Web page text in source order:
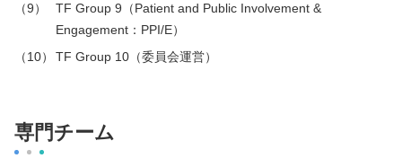
TF Group 9（Patient and Public Involvement &
Engagement：PPI/E）
TF Group 10（委員会運営）
専門チーム